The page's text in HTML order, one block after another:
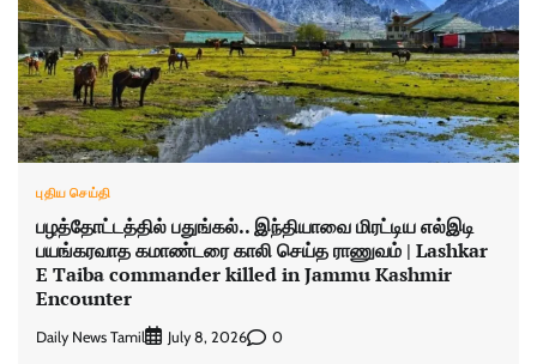
புதிய செய்தி
பழத்தோட்டத்தில் பதுங்கல்.. இந்தியாவை மிரட்டிய எல்இடி
பயங்கரவாத கமாண்டரை காலி செய்த ராணுவம் | Lashkar
E Taiba commander killed in Jammu Kashmir
Encounter
Daily News Tamil July 8, 2026 0